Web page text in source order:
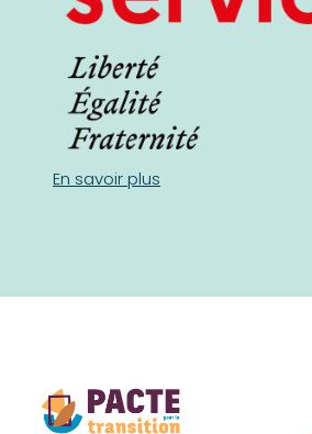
En savoir plus